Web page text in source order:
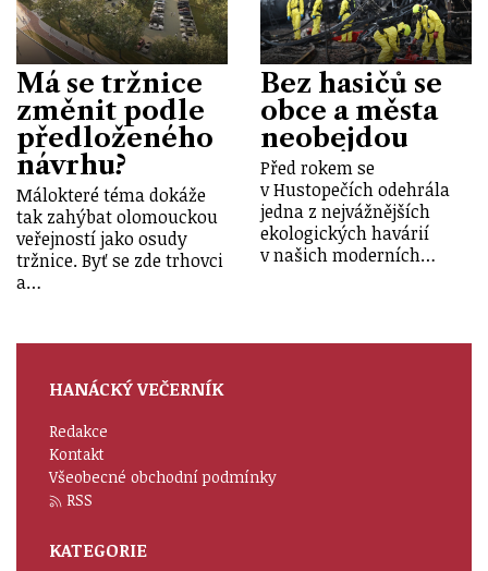
Má se tržnice
změnit podle
předloženého
návrhu?
Málokteré téma dokáže
tak zahýbat olomouckou
veřejností jako osudy
tržnice. Byť se zde trhovci
a…
Bez hasičů se
obce a města
neobejdou
Před rokem se
v Hustopečích odehrála
jedna z nejvážnějších
ekologických havárií
v našich moderních…
HANÁCKÝ VEČERNÍK
Redakce
Kontakt
Všeobecné obchodní podmínky
RSS
KATEGORIE